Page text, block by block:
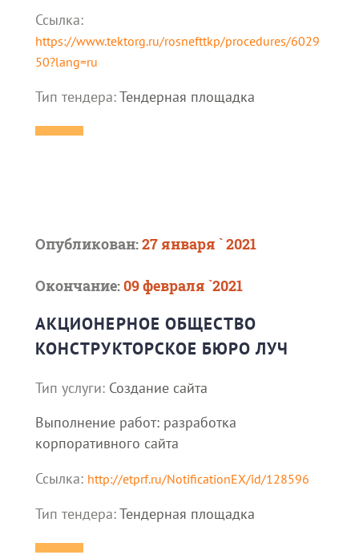
Ссылка:
https://www.tektorg.ru/rosnefttkp/procedures/6029
50?lang=ru
Тип тендера:Тендерная площадка
Опубликован:27 января ` 2021
Окончание:09 февраля `2021
АКЦИОНЕРНОЕ ОБЩЕСТВО
КОНСТРУКТОРСКОЕ БЮРО ЛУЧ
Тип услуги: Создание сайта
Выполнение работ: разработка
корпоративного сайта
Ссылка: http://etprf.ru/NotificationEX/id/128596
Тип тендера:Тендерная площадка